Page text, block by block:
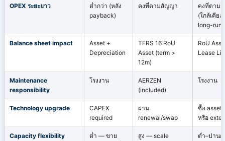
OPEX ระยะยาว
ต่ำกว่า (หลัง
payback)
คงที่ตามสัญญา
คงที่ตาม
(ใกล้เคียง
long-run)
Balance sheet impact
Asset +
Depreciation
TFRS 16 RoU
Asset (term >
12m)
RoU
Lease
Maintenance
responsibility
โรงงาน
AERZEN
(included)
โรงงาน
Technology upgrade
CAPEX
required
ผ่าน
renewal/swap
ซื้อ asset
หรือ
Capacity flexibility
ต่ำ — ขาย
สูง — scale
ต่ำ–ปานก